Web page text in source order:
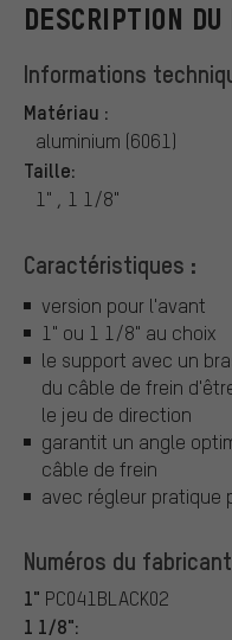
DESCRIPTION DU
Informations
Matériau :
aluminium (6061)
Taille:
1" , 1 1/8"
Caractéristiques :
version pour l'avant
1" ou 1 1/8" au choix
le support avec un
du câble de frein
le jeu de direction
garantit un angle
câble de frein
avec régleur pratique
Numéros du
1" PC041BLACK02
1 1/8":